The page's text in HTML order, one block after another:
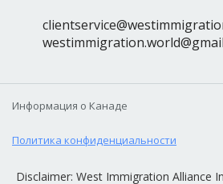
Информация о Канаде
Политика конфиденциальности
Disclaimer: West Immigration Alliance